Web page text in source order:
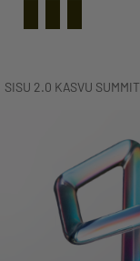
SISU 2.0 KASVU SUMMIT